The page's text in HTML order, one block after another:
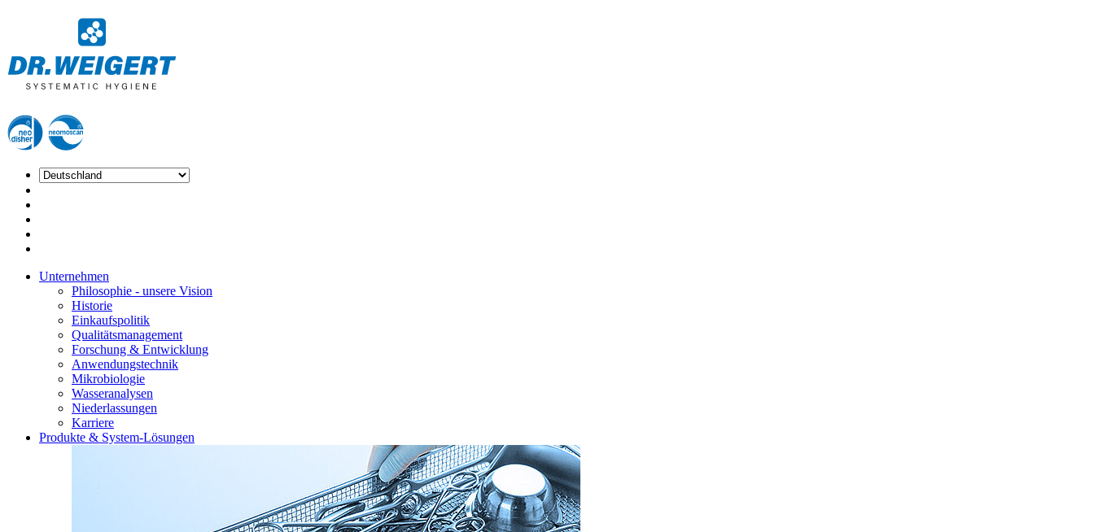
Unternehmen
Philosophie - unsere Vision
Historie
Einkaufspolitik
Qualitätsmanagement
Forschung & Entwicklung
Anwendungstechnik
Mikrobiologie
Wasseranalysen
Niederlassungen
Karriere
Produkte & System-Lösungen